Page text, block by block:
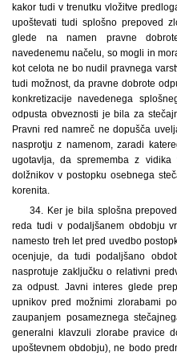
kakor tudi v trenutku vložitve
upoštevati tudi splošno prepoved
glede na namen pravne
navedenemu načelu, so mogli in
kot celota ne bo nudil pravnega
tudi možnost, da pravne dobrote
konkretizacije navedenega
odpusta obveznosti je bila za
Pravni red namreč ne dopušča
nasprotju z namenom, zaradi
ugotavlja, da sprememba z vidika
dolžnikov v postopku osebnega
korenita.
34. Ker je bila splošna
reda tudi v podaljšanem obdobju
namesto treh let pred uvedbo
ocenjuje, da tudi podaljšano
nasprotuje zaključku o relativni
za odpust. Javni interes glede
upnikov pred možnimi zlorabami
zaupanjem posameznega
generalni klavzuli zlorabe pravice
upoštevnem obdobju), ne bodo